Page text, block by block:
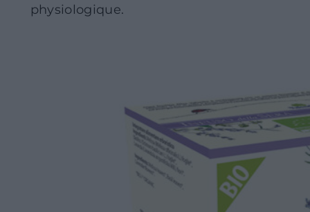
physiologique.